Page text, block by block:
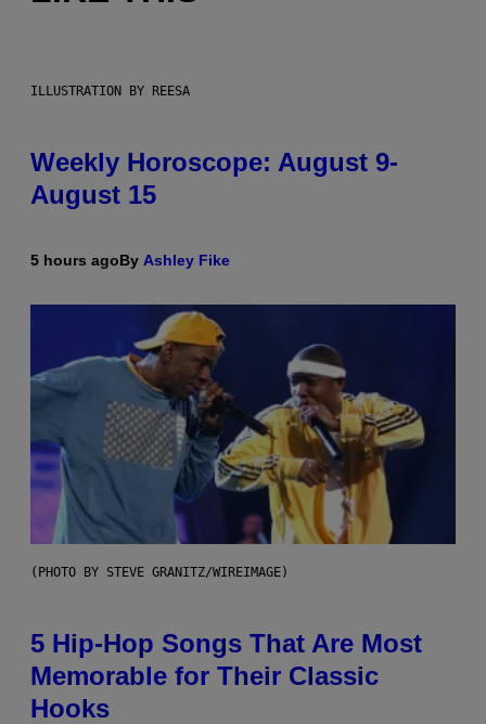
ILLUSTRATION BY REESA
Weekly Horoscope: August 9-
August 15
5 hours agoBy Ashley Fike
(PHOTO BY STEVE GRANITZ/WIREIMAGE)
5 Hip-Hop Songs That Are Most
Memorable for Their Classic
Hooks